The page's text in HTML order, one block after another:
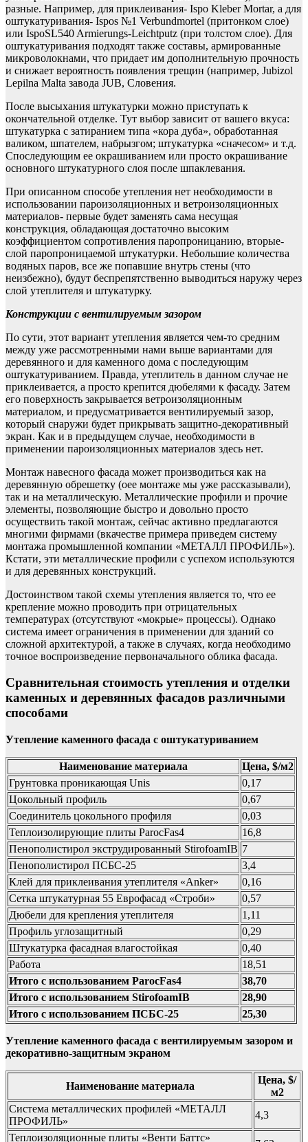
разные. Например, для приклеивания- Ispo Kleber Mortar, а для
оштукатуривания- Ispos №1 Verbundmortel (притонком слое)
или IspoSL540 Armierungs-Leichtputz (при толстом слое). Для
оштукатуривания подходят также составы, армированные
микроволокнами, что придает им дополнительную прочность
и снижает вероятность появления трещин (например, Jubizol
Lepilna Malta завода JUB, Словения.
После высыхания штукатурки можно приступать к
окончательной отделке. Тут выбор зависит от вашего вкуса:
штукатурка с затиранием типа «кора дуба», обработанная
валиком, шпателем, набрызгом; штукатурка «сначесом» и т.д.
Споследующим ее окрашиванием или просто окрашивание
основного штукатурного слоя после шпаклевания.
При описанном способе утепления нет необходимости в
использовании пароизоляционных и ветроизоляционных
материалов- первые будет заменять сама несущая
конструкция, обладающая достаточно высоким
коэффициентом сопротивления паропроницанию, вторые-
слой паропроницаемой штукатурки. Небольшие количества
водяных паров, все же попавшие внутрь стены (что
неизбежно), будут беспрепятственно выводиться наружу через
слой утеплителя и штукатурку.
Конструкции с вентилируемым зазором
По сути, этот вариант утепления является чем-то средним
между уже рассмотренными нами выше вариантами для
деревянного и для каменного дома с последующим
оштукатуриванием. Правда, утеплитель в данном случае не
приклеивается, а просто крепится дюбелями к фасаду. Затем
его поверхность закрывается ветроизоляционным
материалом, и предусматривается вентилируемый зазор,
который снаружи будет прикрывать защитно-декоративный
экран. Как и в предыдущем случае, необходимости в
применении пароизоляционных материалов здесь нет.
Монтаж навесного фасада может производиться как на
деревянную обрешетку (оее монтаже мы уже рассказывали),
так и на металлическую. Металлические профили и прочие
элементы, позволяющие быстро и довольно просто
осуществить такой монтаж, сейчас активно предлагаются
многими фирмами (вкачестве примера приведем систему
монтажа промышленной компании «МЕТАЛЛ ПРОФИЛЬ»).
Кстати, эти металлические профили с успехом используются
и для деревянных конструкций.
Достоинством такой схемы утепления является то, что ее
крепление можно проводить при отрицательных
температурах (отсутствуют «мокрые» процессы). Однако
система имеет ограничения в применении для зданий со
сложной архитектурой, а также в случаях, когда необходимо
точное воспроизведение первоначального облика фасада.
Сравнительная стоимость утепления и отделки
каменных и деревянных фасадов различными
способами
Утепление каменного фасада с оштукатуриванием
Наименование материала
Цена, $/м2
Грунтовка проникающая Unis
0,17
Цокольный профиль
0,67
Соединитель цокольного профиля
0,03
Теплоизолирующие плиты ParocFas4
16,8
Пенополистирол экструдированный StirofoamIB 7
Пенополистирол ПСБС-25
3,4
Клей для приклеивания утеплителя «Anker»
0,16
Сетка штукатурная 55 Еврофасад «Строби»
0,57
Дюбели для крепления утеплителя
1,11
Профиль углозащитный
0,29
Штукатурка фасадная влагостойкая
0,40
Работа
18,51
Итого c использованием ParocFas4
38,70
Итого с использованием StirofoamIB
28,90
Итого с использованием ПСБС-25
25,30
Утепление каменного фасада с вентилируемым зазором и
декоративно-защитным экраном
Наименование материала
Цена, $/
м2
Система металлических профилей «МЕТАЛЛ
ПРОФИЛЬ»
4,3
Теплоизоляционные плиты «Венти Баттс»